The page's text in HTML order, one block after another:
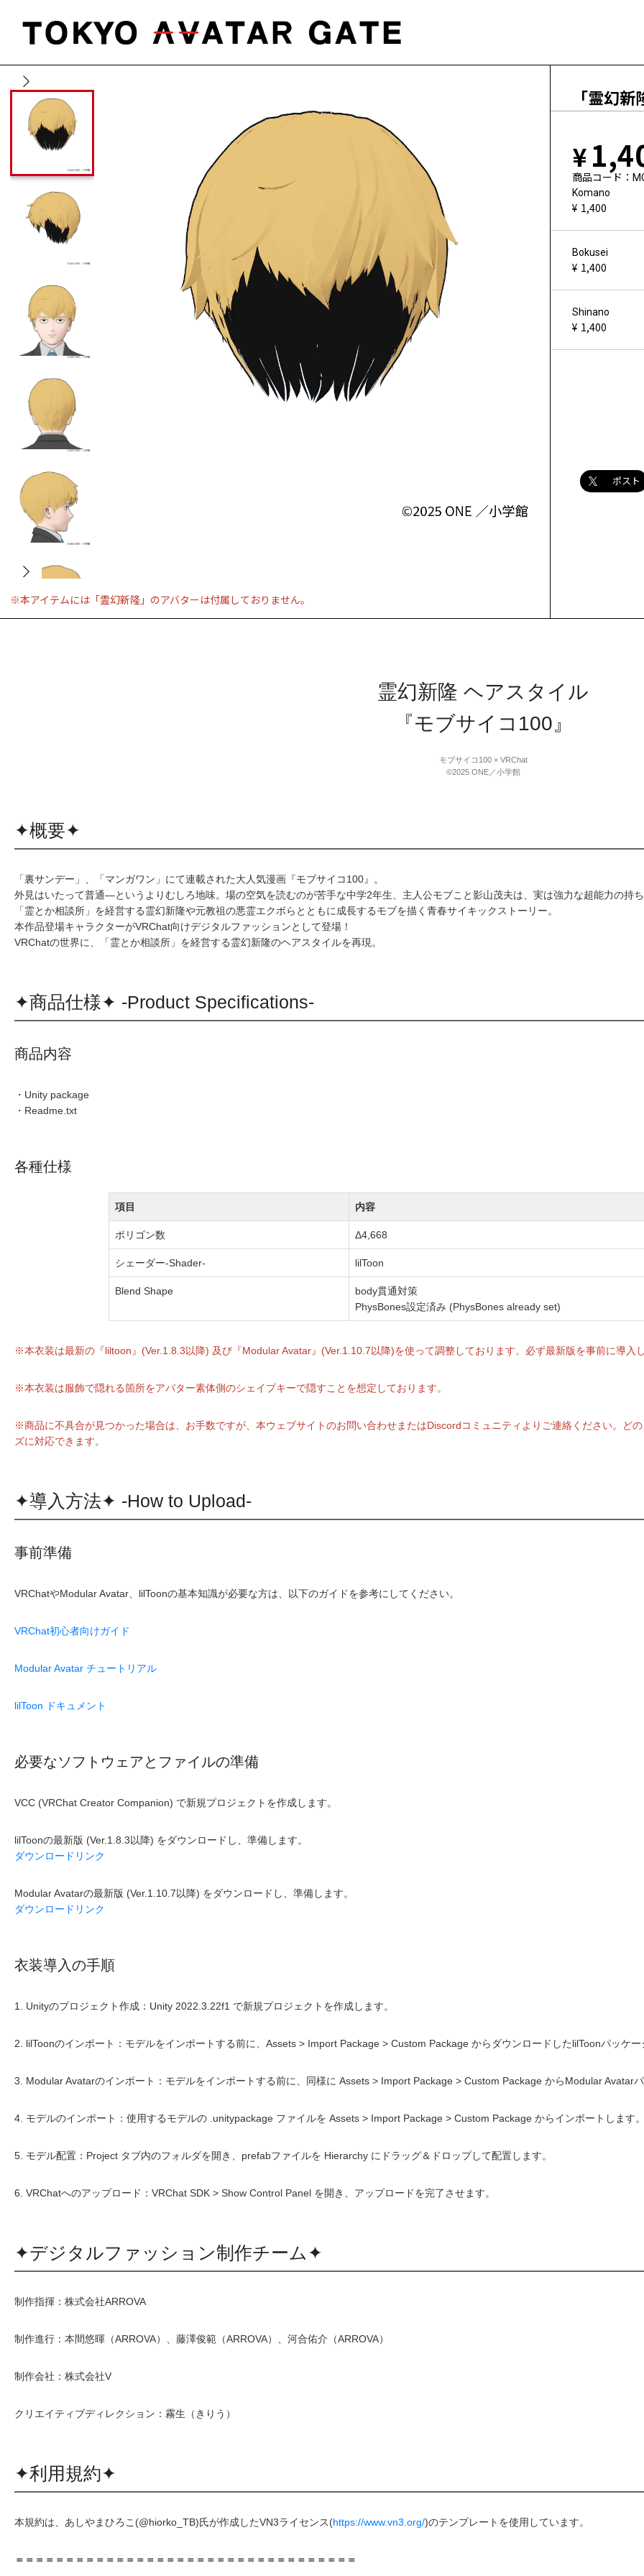
※本アイテムには「霊幻新隆」のアバターは付属しておりません。
「霊幻
商品コード
Komano
1,400
Bokusei
1,400
Shinano
1,400
ポスト
霊幻新隆 ヘアスタイル
『モブサイコ100』
モブサイコ100 × VRChat
©2025 ONE／小学館
✦概要✦
「裏サンデー」、「マンガワン」にて連載された大人気漫画『モブサイコ100』。
外見はいたって普通―というよりむしろ地味。場の空気を読むのが苦手な中学2年生、主人公モブこと影山茂夫は、実は強力な超能力の持ち
「霊とか相談所」を経営する霊幻新隆や元教祖の悪霊エクボらとともに成長するモブを描く青春サイキックストーリー。
本作品登場キャラクターがVRChat向けデジタルファッションとして登場！
VRChatの世界に、「霊とか相談所」を経営する霊幻新隆のヘアスタイルを再現。
✦商品仕様✦ -Product Specifications-
商品内容
・Unity package
・Readme.txt
各種仕様
項目 内容
ポリゴン数 Δ4,668
シェーダー-Shader- lilToon
Blend Shape
body貫通対策
PhysBones設定済み (PhysBones already set)
※本衣装は最新の『liltoon』(Ver.1.8.3以降) 及び『Modular Avatar』(Ver.1.10.7以降)を使って調整しております。必ず最新版を事前に導入し
※本衣装は服飾で隠れる箇所をアバター素体側のシェイプキーで隠すことを想定しております。
※商品に不具合が見つかった場合は、お手数ですが、本ウェブサイトのお問い合わせまたはDiscordコミュニティよりご連絡ください。ど
ズに対応できます。
✦導入方法✦ -How to Upload-
事前準備
VRChatやModular Avatar、lilToonの基本知識が必要な方は、以下のガイドを参考にしてください。
VRChat初心者向けガイド
Modular Avatar チュートリアル
lilToon ドキュメント
必要なソフトウェアとファイルの準備
VCC (VRChat Creator Companion) で新規プロジェクトを作成します。
lilToonの最新版 (Ver.1.8.3以降) をダウンロードし、準備します。
ダウンロードリンク
Modular Avatarの最新版 (Ver.1.10.7以降) をダウンロードし、準備します。
ダウンロードリンク
衣装導入の手順
1. Unityのプロジェクト作成：Unity 2022.3.22f1 で新規プロジェクトを作成します。
2. lilToonのインポート：モデルをインポートする前に、Assets > Import Package > Custom Package からダウンロードしたlilToonパッケー
3. Modular Avatarのインポート：モデルをインポートする前に、同様に Assets > Import Package > Custom Package からModular Avatarパ
4. モデルのインポート：使用するモデルの .unitypackage ファイルを Assets > Import Package > Custom Package からインポートします。
5. モデル配置：Project タブ内のフォルダを開き、prefabファイルを Hierarchy にドラッグ＆ドロップして配置します。
6. VRChatへのアップロード：VRChat SDK > Show Control Panel を開き、アップロードを完了させます。
✦デジタルファッション制作チーム✦
制作指揮：株式会社ARROVA
制作進行：本間悠暉（ARROVA）、藤澤俊範（ARROVA）、河合佑介（ARROVA）
制作会社：株式会社V
クリエイティブディレクション：霧生（きりう）
✦利用規約✦
本規約は、あしやまひろこ(@hiorko_TB)氏が作成したVN3ライセンス(https://www.vn3.org/)のテンプレートを使用しています。
＝＝＝＝＝＝＝＝＝＝＝＝＝＝＝＝＝＝＝＝＝＝＝＝＝＝＝＝＝＝＝＝＝＝